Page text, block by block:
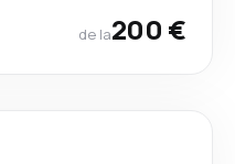
de la200 €